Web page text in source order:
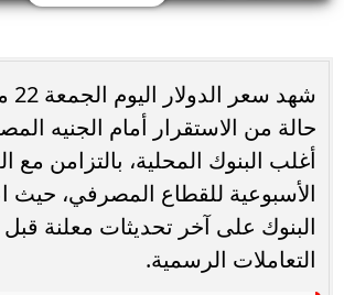
حالة من الاستقرار أمام الجنيه
أغلب البنوك المحلية، بالتزامن مع
الأسبوعية للقطاع المصرفي، حيث
البنوك على آخر تحديثات معلنة
التعاملات الرسمية.